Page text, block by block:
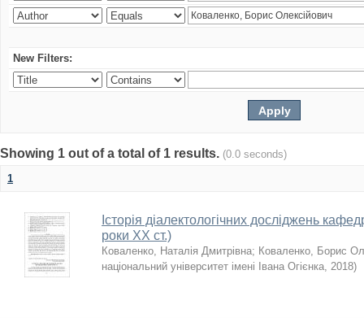
New Filters:
Showing 1 out of a total of 1 results. (0.0 seconds)
1
Історія діалектологічних досліджень
роки ХХ ст.)
Коваленко, Наталія Дмитрівна; Коваленко, Борис
національний університет імені Івана Огієнка, 2018)